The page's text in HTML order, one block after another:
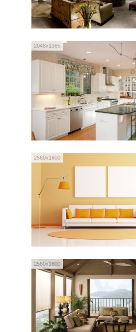
2048x1365
2560x1600
2560x1600